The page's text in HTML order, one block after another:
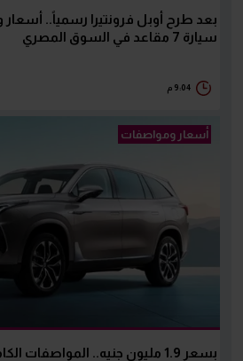
بعد طرح أوبل فرونتيرا رسمياً..
سيارة 7 مقاعد في السوق المصري
9:04 م
أسعار ومواصفات